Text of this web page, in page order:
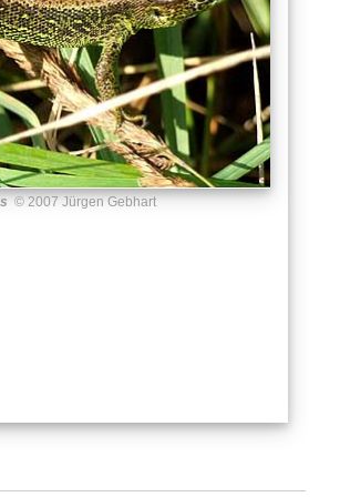
© 2007 Jürgen Gebhart